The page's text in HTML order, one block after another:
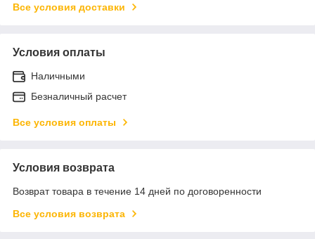
Все условия доставки
Условия оплаты
Наличными
Безналичный расчет
Все условия оплаты
Условия возврата
Возврат товара в течение 14 дней по договоренности
Все условия возврата